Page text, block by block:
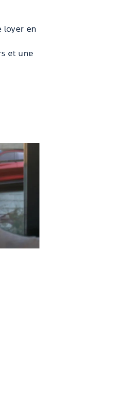
loyer en
et une